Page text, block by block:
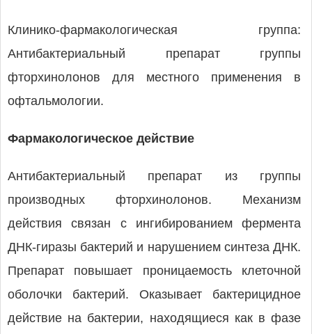
Клинико-фармакологическая группа:
Антибактериальный препарат группы
фторхинолонов для местного применения в
офтальмологии.
Фармакологическое действие
Антибактериальный препарат из группы
производных фторхинолонов. Механизм
действия связан с ингибированием фермента
ДНК-гиразы бактерий и нарушением синтеза ДНК.
Препарат повышает проницаемость клеточной
оболочки бактерий. Оказывает бактерицидное
действие на бактерии, находящиеся как в фазе